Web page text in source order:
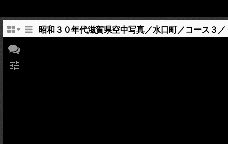
昭和３０年代滋賀県空中写真／水口町／コース３
tune